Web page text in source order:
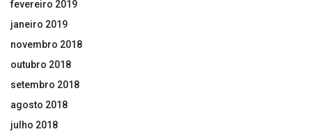
fevereiro 2019
janeiro 2019
novembro 2018
outubro 2018
setembro 2018
agosto 2018
julho 2018